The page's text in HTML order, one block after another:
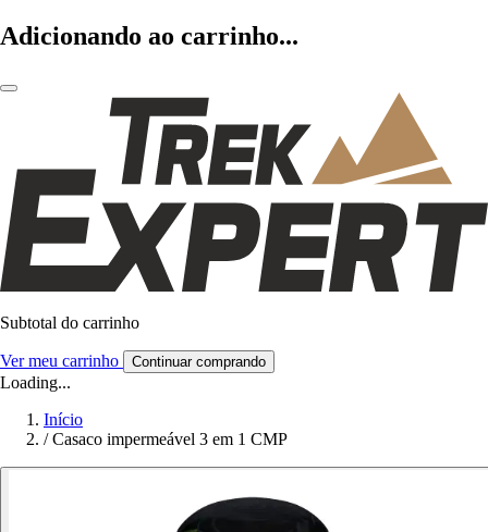
Adicionando ao carrinho...
Subtotal do carrinho
Ver meu carrinho Continuar comprando
Loading...
Início
/ Casaco impermeável 3 em 1 CMP